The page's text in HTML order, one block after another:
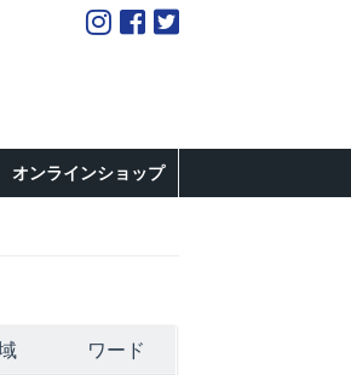
オンラインショップ
ワード